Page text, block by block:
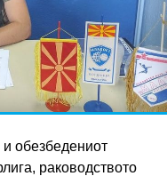
обезбедениот
раководството